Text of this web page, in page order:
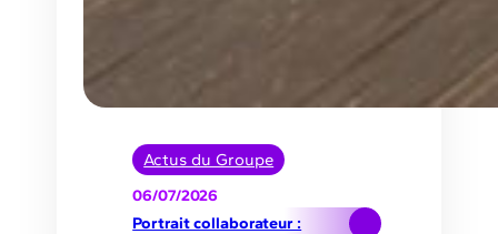
Actus du Groupe
06/07/2026
Portrait collaborateur :